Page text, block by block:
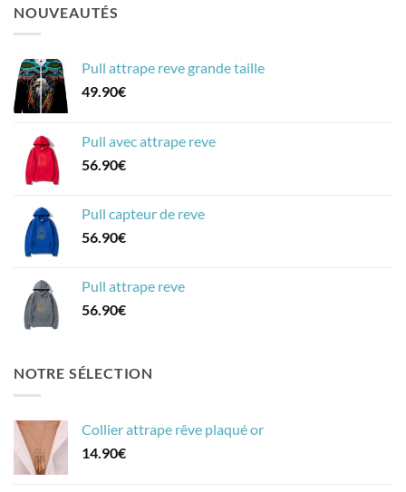
NOUVEAUTÉS
Pull attrape reve grande taille
49.90€
Pull avec attrape reve
56.90€
Pull capteur de reve
56.90€
Pull attrape reve
56.90€
NOTRE SÉLECTION
Collier attrape rêve plaqué or
14.90€